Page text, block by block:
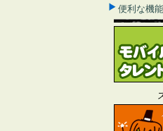
便利な機能